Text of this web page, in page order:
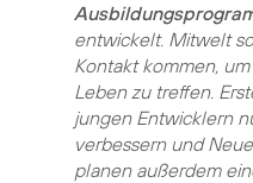
entwickelt. Mitwelt
Kontakt kommen,
Leben zu treffen.
jungen Entwicklern
verbessern und
planen außerdem